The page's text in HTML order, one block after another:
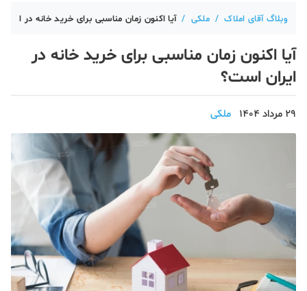
آکادمی
آموزش پلتفرم آقای املاک
اخبار مسکن
تحلیل مسکن
محله گردی
معماری
ملکی
وبلاگ آقای املاک / ملکی / آیا اکنون زمان مناسبی برای خرید خانه در
آیا اکنون زمان مناسبی برای خرید خانه در
ایران است؟
29 مرداد 1404 ملکی